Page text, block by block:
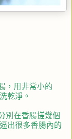
，用非常小的
乾淨。
別在香腸搓幾個
出很多香腸內的